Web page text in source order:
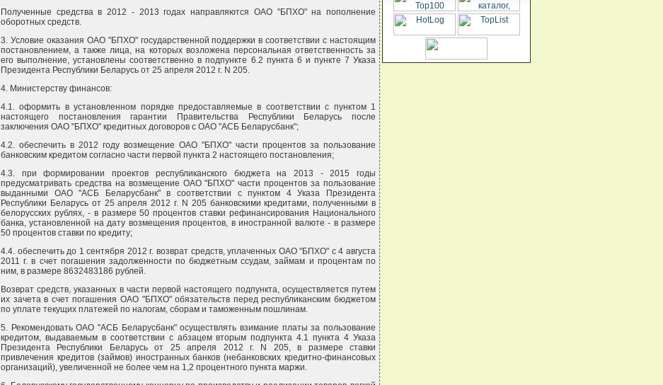
Полученные средства в 2012 - 2013 годах направляются ОАО "БПХО" на пополнение
оборотных средств.
3. Условие оказания ОАО "БПХО" государственной поддержки в соответствии с настоящим
постановлением, а также лица, на которых возложена персональная ответственность за
его выполнение, установлены соответственно в подпункте 6.2 пункта 6 и пункте 7 Указа
Президента Республики Беларусь от 25 апреля 2012 г. N 205.
4. Министерству финансов:
4.1. оформить в установленном порядке предоставляемые в соответствии с пунктом 1
настоящего постановления гарантии Правительства Республики Беларусь после
заключения ОАО "БПХО" кредитных договоров с ОАО "АСБ Беларусбанк";
4.2. обеспечить в 2012 году возмещение ОАО "БПХО" части процентов за пользование
банковским кредитом согласно части первой пункта 2 настоящего постановления;
4.3. при формировании проектов республиканского бюджета на 2013 - 2015 годы
предусматривать средства на возмещение ОАО "БПХО" части процентов за пользование
выданными ОАО "АСБ Беларусбанк" в соответствии с пунктом 4 Указа Президента
Республики Беларусь от 25 апреля 2012 г. N 205 банковскими кредитами, полученными в
белорусских рублях, - в размере 50 процентов ставки рефинансирования Национального
банка, установленной на дату возмещения процентов, в иностранной валюте - в размере
50 процентов ставки по кредиту;
4.4. обеспечить до 1 сентября 2012 г. возврат средств, уплаченных ОАО "БПХО" с 4 августа
2011 г. в счет погашения задолженности по бюджетным ссудам, займам и процентам по
ним, в размере 8632483186 рублей.
Возврат средств, указанных в части первой настоящего подпункта, осуществляется путем
их зачета в счет погашения ОАО "БПХО" обязательств перед республиканским бюджетом
по уплате текущих платежей по налогам, сборам и таможенным пошлинам.
5. Рекомендовать ОАО "АСБ Беларусбанк" осуществлять взимание платы за пользование
кредитом, выдаваемым в соответствии с абзацем вторым подпункта 4.1 пункта 4 Указа
Президента Республики Беларусь от 25 апреля 2012 г. N 205, в размере ставки
привлечения кредитов (займов) иностранных банков (небанковских кредитно-финансовых
организаций), увеличенной не более чем на 1,2 процентного пункта маржи.